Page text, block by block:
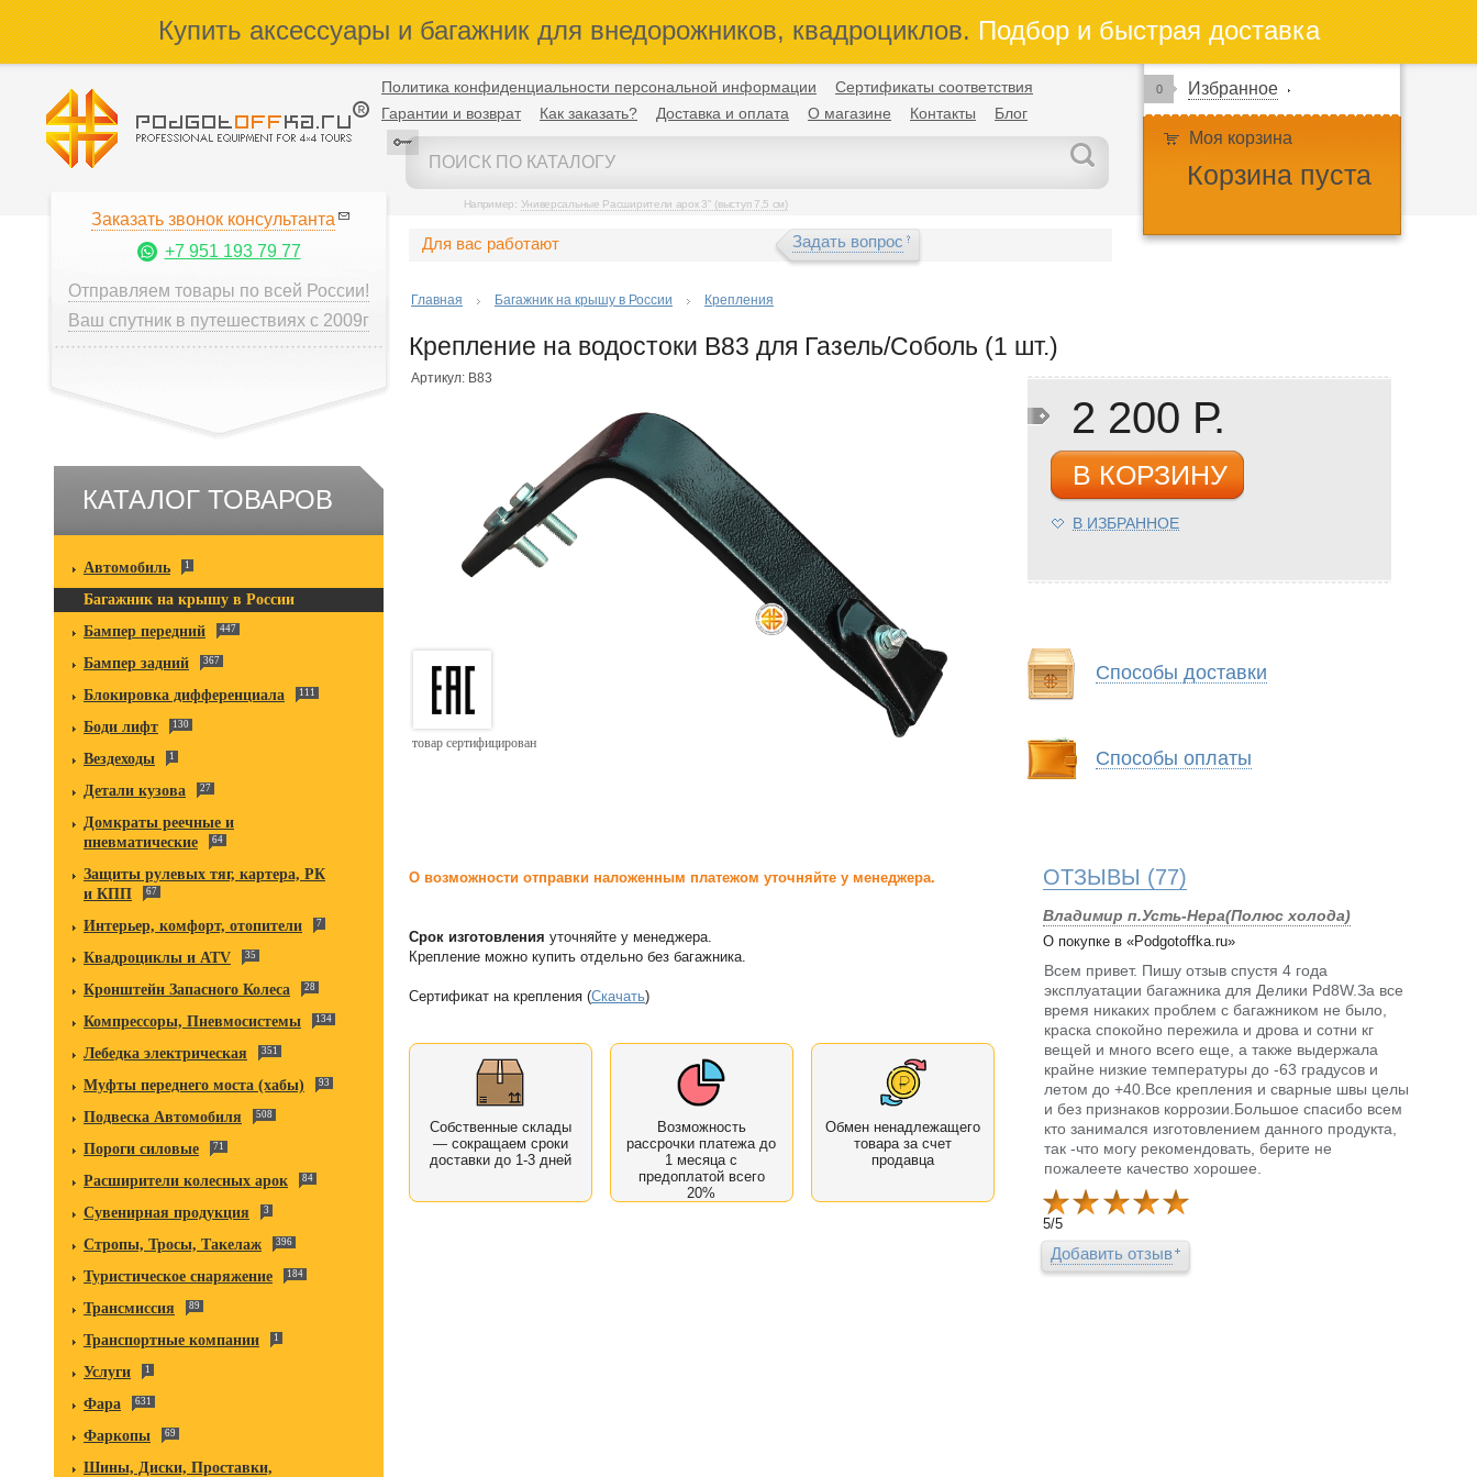
Купить аксессуары и багажник для внедорожников, квадроциклов.Подбор и быстрая доставка
Политика конфиденциальности персональной информации
Сертификаты соответствия
Гарантии и возврат
Как заказать? Доставка и оплата О магазине Контакты Блог
Например: Универсальные Расширители арок 3" (выступ 7,5 см)
0 Избранное
Моя корзина
Корзина пуста
Заказать звонок консультанта
+7 951 193 79 77
Отправляем товары по всей России!
Ваш спутник в путешествиях с 2009г
КАТАЛОГ ТОВАРОВ
Автомобиль 1
Багажник на крышу в России
Бампер передний
447
Бампер задний 367
Блокировка дифференциала 111
Боди лифт 130
Вездеходы 1
Детали кузова 27
Домкраты реечные и
пневматические
64
Защиты рулевых тяг, картера, РК
и КПП
67
Интерьер, комфорт, отопители 7
Квадроциклы и ATV 35
Кронштейн Запасного Колеса 28
Компрессоры, Пневмосистемы 134
Лебедка электрическая 351
Муфты переднего моста (хабы) 93
Подвеска Автомобиля 508
Пороги силовые 71
Расширители колесных арок 84
Сувенирная продукция 3
Стропы, Тросы, Такелаж 396
Туристическое снаряжение 184
Трансмиссия 89
Транспортные компании 1
Услуги 1
Фара 631
Фаркопы 69
Шины, Диски, Проставки,
Для вас работают Задать вопрос
Главная Багажник на крышу в России Крепления
Крепление на водостоки B83 для Газель/Соболь (1 шт.)
Артикул: B83
товар сертифицирован
О возможности отправки наложенным платежом уточняйте у менеджера.
Срок изготовления уточняйте у менеджера.
Крепление можно купить отдельно без багажника.
Сертификат на крепления (Скачать)
Собственные склады
— сокращаем сроки
доставки до 1-3 дней
Возможность
рассрочки платежа до
1 месяца с
предоплатой всего
20%
Обмен ненадлежащего
товара за счет
продавца
2 200 Р.
В КОРЗИНУ
В ИЗБРАННОЕ
Способы доставки
Способы оплаты
ОТЗЫВЫ (77)
Владимир п.Усть-Нера(Полюс холода)
О покупке в «Podgotoffka.ru»
Всем привет. Пишу отзыв спустя 4 года
эксплуатации багажника для Делики Pd8W.За все
время никаких проблем с багажником не было,
краска спокойно пережила и дрова и сотни кг
вещей и много всего еще, а также выдержала
крайне низкие температуры до -63 градусов и
летом до +40.Все крепления и сварные швы целы
и без признаков коррозии.Большое спасибо всем
кто занимался изготовлением данного продукта,
так -что могу рекомендовать, берите не
пожалеете качество хорошее.
5/5
Добавить отзыв